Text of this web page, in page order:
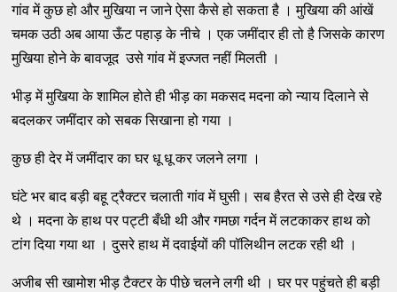
गांव में कुछ हो और मुखिया न जाने ऐसा कैसे हो सकता है । मुखिया की आंखें
चमक उठी अब आया ऊँट पहाड़ के नीचे । एक जमींदार ही तो है जिसके कारण
मुखिया होने के बावजूद उसे गांव में इज्जत नहीं मिलती ।
भीड़ में मुखिया के शामिल होते ही भीड़ का मकसद मदना को न्याय दिलाने से
बदलकर जमींदार को सबक सिखाना हो गया ।
कुछ ही देर में जमींदार का घर धू धू कर जलने लगा ।
घंटे भर बाद बड़ी बहू ट्रैक्टर चलाती गांव में घुसी। सब हैरत से उसे ही देख रहे
थे । मदना के हाथ पर पट्टी बँधी थी और गमछा गर्दन में लटकाकर हाथ को
टांग दिया गया था । दुसरे हाथ में दवाईयों की पॉलिथीन लटक रही थी ।
अजीब सी खामोश भीड़ टैक्टर के पीछे चलने लगी थी । घर पर पहुंचते ही बड़ी